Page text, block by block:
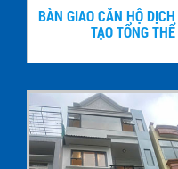
BÀN GIAO CĂN HỘ
TẠO TỔNG